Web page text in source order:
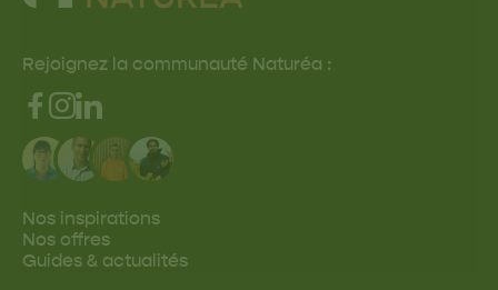
Rejoignez la communauté Naturéa :
Nos inspirations
Nos offres
Guides & actualités